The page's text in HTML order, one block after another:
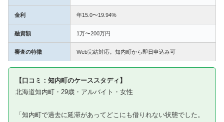
金利 年15.0〜19.94%
融資額 1万〜200万円
審査の特徴 Web完結対応。知内町から即日申込み可
【口コミ：知内町のケーススタディ】
北海道知内町・29歳・アルバイト・女性
「知内町で過去に延滞があってどこにも借りれない状態でした。